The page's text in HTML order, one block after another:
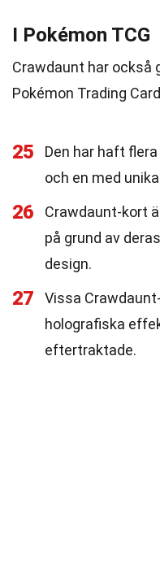
I Pokémon TCG
Crawdaunt har också
Pokémon Trading
25
Den har haft
och en med
26
Crawdaunt-kort
på grund av
design.
27
Vissa
holografiska
eftertraktade.